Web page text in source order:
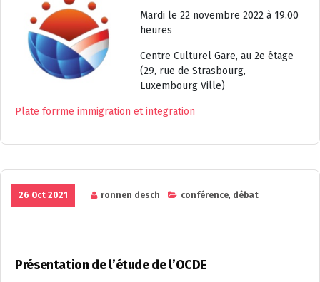
Mardi le 22 novembre 2022 à 19.00
heures
Centre Culturel Gare, au 2e étage
(29, rue de Strasbourg,
Luxembourg Ville)
Plate forrme immigration et integration
26 Oct 2021 ronnen desch conférence, débat
Présentation de l’étude de l’OCDE